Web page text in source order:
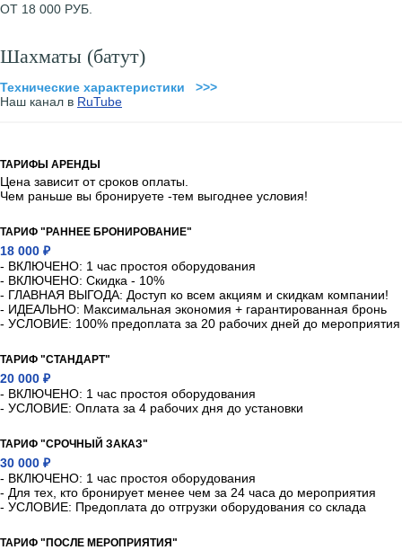
ОТ 18 000 РУБ.
Шахматы (батут)
Технические характеристики >>>
Наш канал в RuTube
ТАРИФЫ АРЕНДЫ
Цена зависит от сроков оплаты.
Чем раньше вы бронируете -тем выгоднее условия!
ТАРИФ "РАННЕЕ БРОНИРОВАНИЕ"
18 000 ₽
- ВКЛЮЧЕНО: 1 час простоя оборудования
- ВКЛЮЧЕНО: Скидка - 10%
- ГЛАВНАЯ ВЫГОДА: Доступ ко всем акциям и скидкам компании!
- ИДЕАЛЬНО: Максимальная экономия + гарантированная бронь
- УСЛОВИЕ: 100% предоплата за 20 рабочих дней до мероприятия
ТАРИФ "СТАНДАРТ"
20 000 ₽
- ВКЛЮЧЕНО: 1 час простоя оборудования
- УСЛОВИЕ: Оплата за 4 рабочих дня до установки
ТАРИФ "СРОЧНЫЙ ЗАКАЗ"
30 000 ₽
- ВКЛЮЧЕНО: 1 час простоя оборудования
- Для тех, кто бронирует менее чем за 24 часа до мероприятия
- УСЛОВИЕ: Предоплата до отгрузки оборудования со склада
ТАРИФ "ПОСЛЕ МЕРОПРИЯТИЯ"